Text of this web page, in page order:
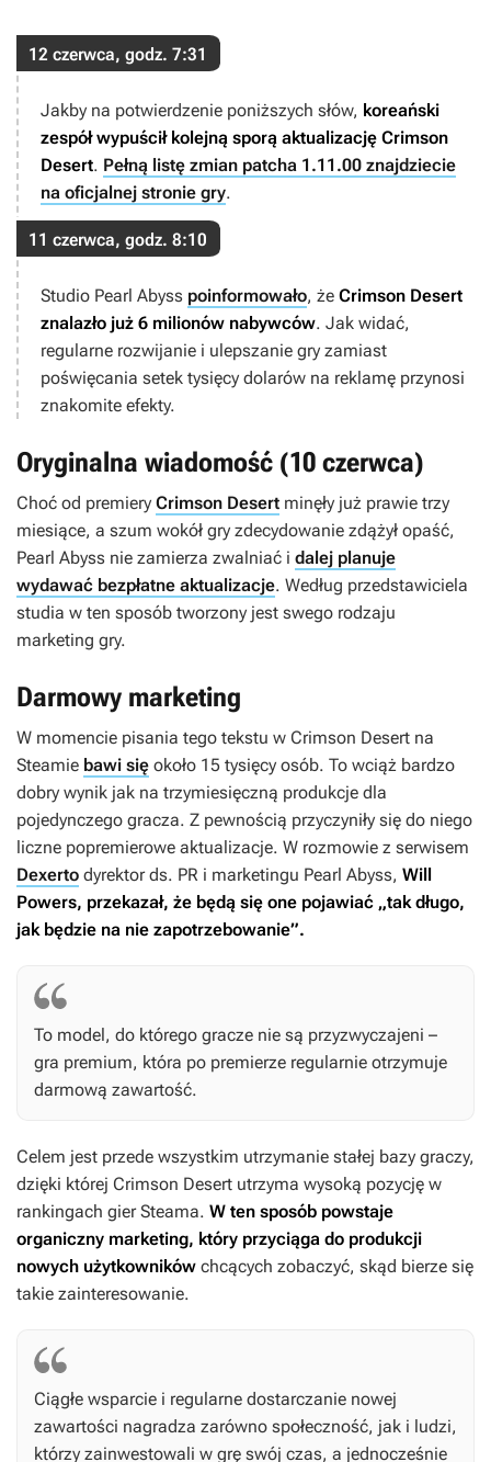
12 czerwca, godz. 7:31
Jakby na potwierdzenie poniższych słów, koreański
zespół wypuścił kolejną sporą aktualizację Crimson
Desert. Pełną listę zmian patcha 1.11.00 znajdziecie
na oficjalnej stronie gry.
11 czerwca, godz. 8:10
Studio Pearl Abyss poinformowało, że Crimson Desert
znalazło już 6 milionów nabywców. Jak widać,
regularne rozwijanie i ulepszanie gry zamiast
poświęcania setek tysięcy dolarów na reklamę przynosi
znakomite efekty.
Oryginalna wiadomość (10 czerwca)
Choć od premiery Crimson Desert minęły już prawie trzy
miesiące, a szum wokół gry zdecydowanie zdążył opaść,
Pearl Abyss nie zamierza zwalniać i dalej planuje
wydawać bezpłatne aktualizacje. Według przedstawiciela
studia w ten sposób tworzony jest swego rodzaju
marketing gry.
Darmowy marketing
W momencie pisania tego tekstu w Crimson Desert na
Steamie bawi się około 15 tysięcy osób. To wciąż bardzo
dobry wynik jak na trzymiesięczną produkcje dla
pojedynczego gracza. Z pewnością przyczyniły się do niego
liczne popremierowe aktualizacje. W rozmowie z serwisem
Dexerto dyrektor ds. PR i marketingu Pearl Abyss, Will
Powers, przekazał, że będą się one pojawiać „tak długo,
jak będzie na nie zapotrzebowanie”.
To model, do którego gracze nie są przyzwyczajeni –
gra premium, która po premierze regularnie otrzymuje
darmową zawartość.
Celem jest przede wszystkim utrzymanie stałej bazy graczy,
dzięki której Crimson Desert utrzyma wysoką pozycję w
rankingach gier Steama. W ten sposób powstaje
organiczny marketing, który przyciąga do produkcji
nowych użytkowników chcących zobaczyć, skąd bierze się
takie zainteresowanie.
Ciągłe wsparcie i regularne dostarczanie nowej
zawartości nagradza zarówno społeczność, jak i ludzi,
którzy zainwestowali w grę swój czas, a jednocześnie